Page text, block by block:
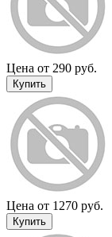
Цена от 290 руб.
Купить
Цена от 1270 руб.
Купить